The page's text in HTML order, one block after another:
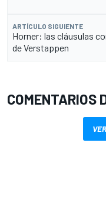
ARTÍCULO SIGUIENTE
Horner: las cláusulas
de Verstappen
COMENTARIOS